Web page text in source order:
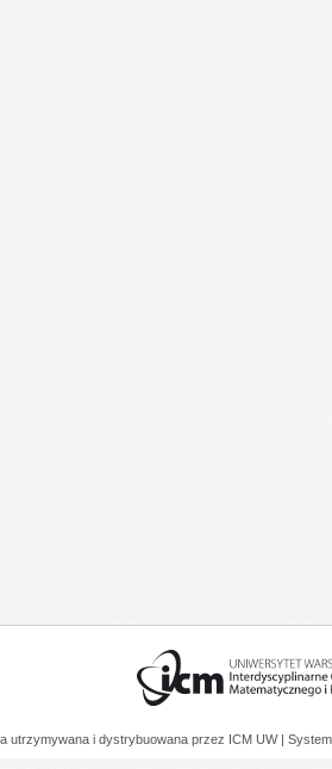
utrzymywana i dystrybuowana przez ICM UW |